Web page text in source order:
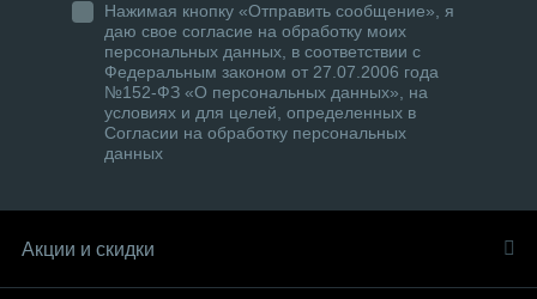
Нажимая кнопку «Отправить сообщение», я
даю свое согласие на обработку моих
персональных данных, в соответствии с
Федеральным законом от 27.07.2006 года
№152-ФЗ «О персональных данных», на
условиях и для целей, определенных в
Согласии на обработку персональных
данных
Акции и скидки